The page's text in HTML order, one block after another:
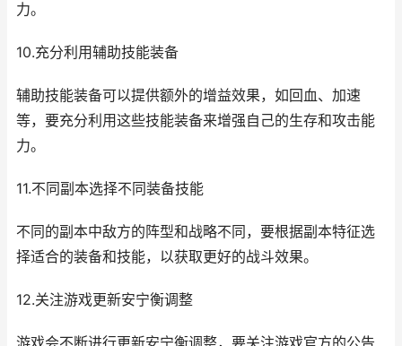
力。
10.充分利用辅助技能装备
辅助技能装备可以提供额外的增益效果，如回血、加速
等，要充分利用这些技能装备来增强自己的生存和攻击能
力。
11.不同副本选择不同装备技能
不同的副本中敌方的阵型和战略不同，要根据副本特征选
择适合的装备和技能，以获取更好的战斗效果。
12.关注游戏更新安宁衡调整